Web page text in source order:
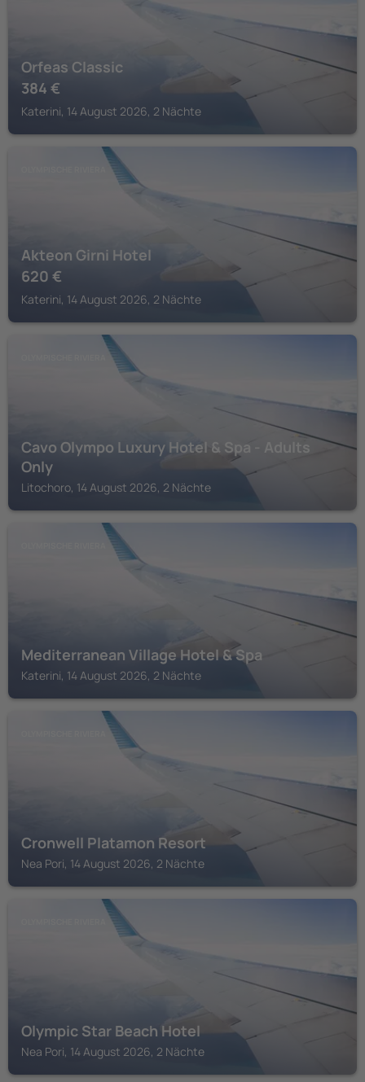
Orfeas Classic
384 €
Katerini, 14 August 2026, 2 Nächte
Akteon Girni Hotel
620 €
Katerini, 14 August 2026, 2 Nächte
Cavo Olympo Luxury Hotel & Spa - Adults
Only
Litochoro, 14 August 2026, 2 Nächte
Mediterranean Village Hotel & Spa
Katerini, 14 August 2026, 2 Nächte
Cronwell Platamon Resort
Nea Pori, 14 August 2026, 2 Nächte
Olympic Star Beach Hotel
Nea Pori, 14 August 2026, 2 Nächte